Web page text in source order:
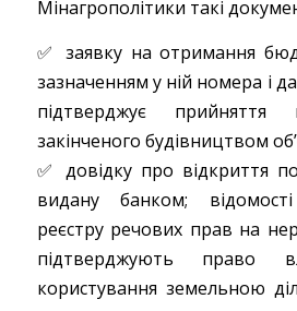
Мінагрополітики такі
✅ заявку на отримання
зазначенням у ній номера і
підтверджує прийняття
закінченого будівництвом
✅ довідку про відкриття
видану банком;
реєстру речових прав на
підтверджують право
користування земельною